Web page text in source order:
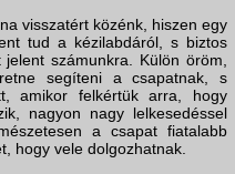
visszatért közénk, hiszen egy
tud a kézilabdáról, s biztos
számunkra. Külön öröm,
segíteni a csapatnak, s
amikor felkértük arra, hogy
nagyon nagy lelkesedéssel
a csapat fiatalabb
hogy vele dolgozhatnak.